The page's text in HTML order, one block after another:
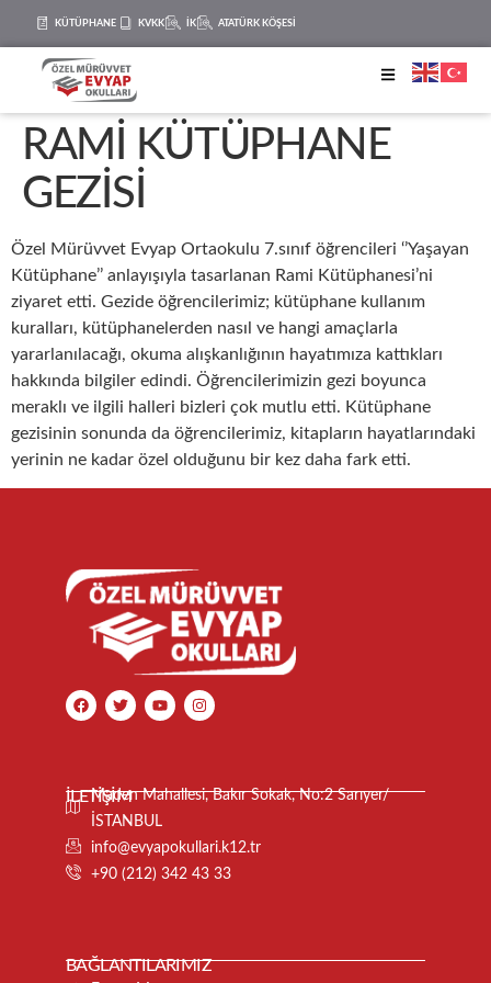
KÜTÜPHANE KVKK İK ATATÜRK KÖŞESİ
RAMİ KÜTÜPHANE
GEZİSİ
Özel Mürüvvet Evyap Ortaokulu 7.sınıf öğrencileri ‘’Yaşayan
Kütüphane’’ anlayışıyla tasarlanan Rami Kütüphanesi’ni
ziyaret etti. Gezide öğrencilerimiz; kütüphane kullanım
kuralları, kütüphanelerden nasıl ve hangi amaçlarla
yararlanılacağı, okuma alışkanlığının hayatımıza kattıkları
hakkında bilgiler edindi. Öğrencilerimizin gezi boyunca
meraklı ve ilgili halleri bizleri çok mutlu etti. Kütüphane
gezisinin sonunda da öğrencilerimiz, kitapların hayatlarındaki
yerinin ne kadar özel olduğunu bir kez daha fark etti.
İLETİŞİM
Maden Mahallesi, Bakır Sokak, No:2 Sarıyer/
İSTANBUL
info@evyapokullari.k12.tr
+90 (212) 342 43 33
BAĞLANTILARIMIZ